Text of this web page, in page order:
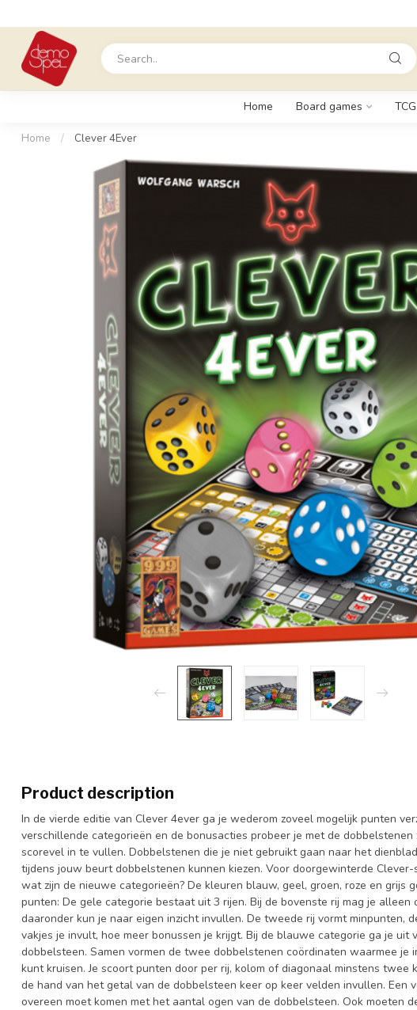
Home Board games TCG
Home / Clever 4Ever
Product description
In de vierde editie van Clever 4ever ga je wederom zoveel mogelijk punten
verschillende categorieën en de bonusacties probeer je met de dobbelstenen
scorevel in te vullen. Dobbelstenen die je niet gebruikt gaan naar het
tijdens jouw beurt dobbelstenen kunnen kiezen. Voor doorgewinterde
wat zijn de nieuwe categorieën? De kleuren blauw, geel, groen, roze en grijs
punten: De gele categorie bestaat uit 3 rijen. Bij de bovenste rij mag je
daaronder kun je naar eigen inzicht invullen. De tweede rij vormt minpunten,
vakjes je invult, hoe meer bonussen je krijgt. Bij de blauwe categorie ga je
dobbelsteen. Samen vormen de twee dobbelstenen coördinaten waarmee je
kunt kruisen. Je scoort punten door per rij, kolom of diagonaal minstens twee
de hand van het getal van de dobbelsteen keer op keer velden invullen. Een
overeen moet komen met het aantal ogen van de dobbelsteen. Ook moeten